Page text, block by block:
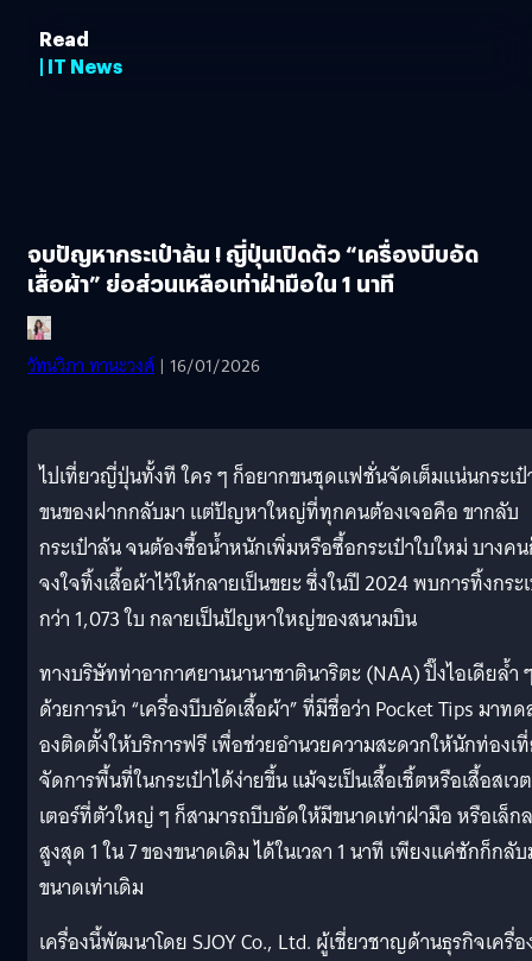
Read
| IT News
จบปัญหากระเป๋าล้น ! ญี่ปุ่นเปิดตัว “เครื่องบีบอัด
เสื้อผ้า” ย่อส่วนเหลือเท่าฝ่ามือใน 1 นาที
วัทนวิภา ทานะวงศ์ | 16/01/2026
ไปเที่ยวญี่ปุ่นทั้งที ใคร ๆ ก็อยากขนชุดแฟชั่นจัดเต็มแน่นกระเป๋
ขนของฝากกลับมา แต่ปัญหาใหญ่ที่ทุกคนต้องเจอคือ ขากลับ
กระเป๋าล้น จนต้องซื้อน้ำหนักเพิ่มหรือซื้อกระเป๋าใบใหม่ บางค
จงใจทิ้งเสื้อผ้าไว้ให้กลายเป็นขยะ ซึ่งในปี 2024 พบการทิ้งกระ
กว่า 1,073 ใบ กลายเป็นปัญหาใหญ่ของสนามบิน
ทางบริษัทท่าอากาศยานนานาชาตินาริตะ (NAA) ปิ๊งไอเดียล้ำ
ด้วยการนำ “เครื่องบีบอัดเสื้อผ้า” ที่มีชื่อว่า Pocket Tips มาท
องติดตั้งให้บริการฟรี เพื่อช่วยอำนวยความสะดวกให้นักท่องเ
จัดการพื้นที่ในกระเป๋าได้ง่ายขึ้น แม้จะเป็นเสื้อเชิ้ตหรือเสื้อสเวต
เตอร์ที่ตัวใหญ่ ๆ ก็สามารถบีบอัดให้มีขนาดเท่าฝ่ามือ หรือเล็ก
สูงสุด 1 ใน 7 ของขนาดเดิม ได้ในเวลา 1 นาที เพียงแค่ซักก็กลั
ขนาดเท่าเดิม
เครื่องนี้พัฒนาโดย SJOY Co., Ltd. ผู้เชี่ยวชาญด้านธุรกิจเครื่อ